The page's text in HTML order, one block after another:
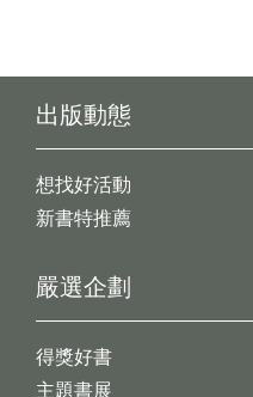
出版動態
想找好活動
新書特推薦
嚴選企劃
得獎好書
主題書展